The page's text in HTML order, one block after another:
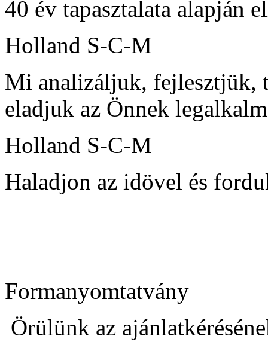
40 év tapasztalata alapján
Holland S-C-M
Mi analizáljuk, fejlesztjük,
eladjuk az Önnek
Holland S-C-M
Haladjon az idövel és
Formanyomtatvány
Örülünk az